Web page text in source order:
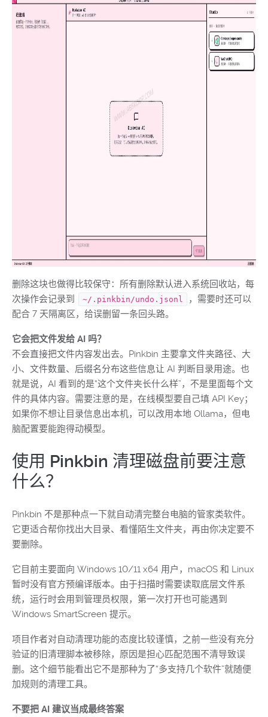
删除这块也做得比较保守：所有删除默认进入系统回收站，每
次操作会记录到
~/.pinkbin/undo.jsonl
，需要时还可以
配合 7 天隔离区，给误删留一条回头路。
它会把文件发给 AI 吗？
不会直接把文件内容发出去。Pinkbin 主要拿文件夹路径、大
小、文件数量、后缀名分布这些信息让 AI 判断目录用途。也
就是说，AI 看到的是“这个文件夹长什么样”，不是里面每个文
件的具体内容。需要注意的是，在线模型要自己填 API Key；
如果你不想让目录信息出本机，可以改用本地 Ollama，但电
脑配置要能跑得动模型。
使用 Pinkbin 清理磁盘前要注意
什么？
Pinkbin 不是那种点一下就自动清完整台电脑的管家类软件。
它更适合帮你找出大目录、看懂陌生文件夹，再由你决定要不
要删除。
它目前主要面向 Windows 10/11 x64 用户，macOS 和 Linux
暂时没有官方预编译版本。由于扫描时需要读取底层文件系
统，运行时会用到管理员权限，第一次打开也可能遇到
Windows SmartScreen 提示。
项目作者对自动清理功能的态度比较谨慎，之前一些没有充分
验证的旧清理脚本被移除，原因是担心匹配范围不清导致误
删。这个细节能看出它不是那种为了“多支持几个软件”就随便
加规则的清理工具。
不要把 AI 建议当成最终答案